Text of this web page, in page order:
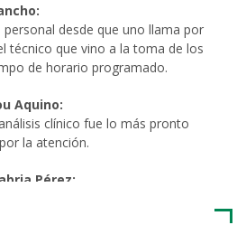
personal desde que uno llama por
técnico que vino a la toma de los
de horario programado.
Aquino:
clínico fue lo más pronto
la atención.
Pérez: